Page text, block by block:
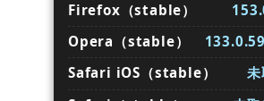
Firefox（stable）
Opera（stable）
Safari iOS（stable）